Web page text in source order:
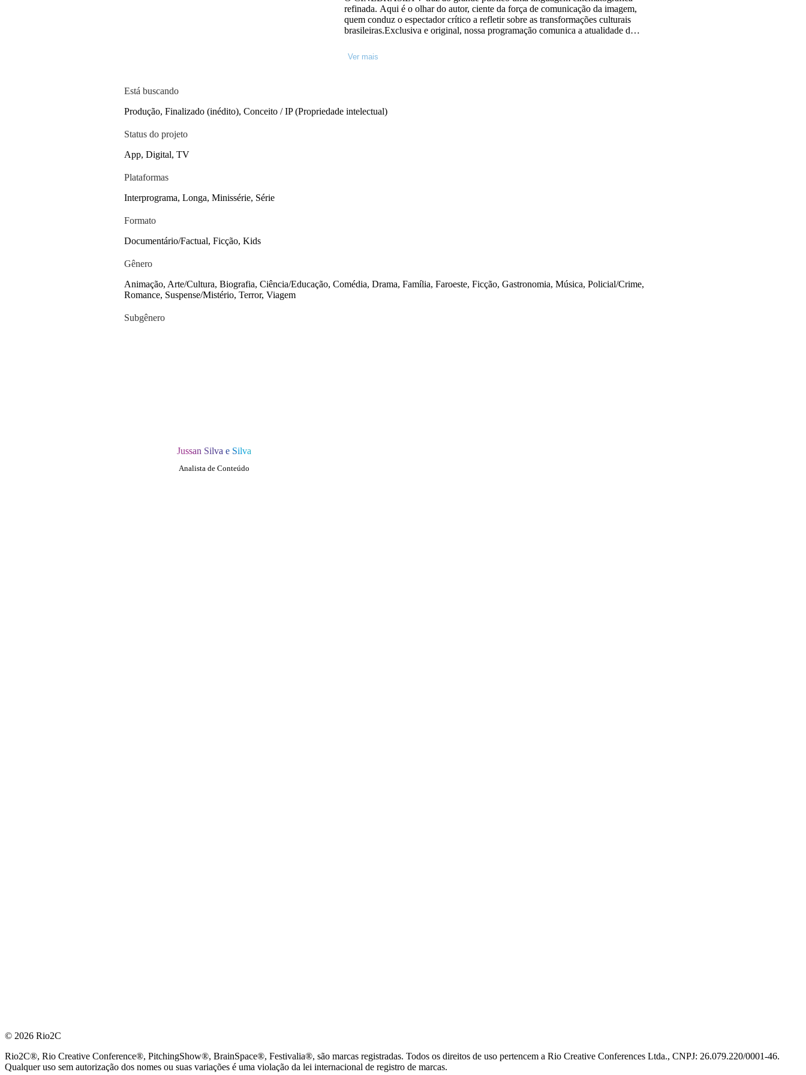
refinada. Aqui é o olhar do autor, ciente da força de comunicação da imagem,
quem conduz o espectador crítico a refletir sobre as transformações culturais
brasileiras.Exclusiva e original, nossa programação comunica a atualidade do
identidade.
Ver mais
Está buscando
Produção, Finalizado (inédito), Conceito / IP (Propriedade intelectual)
Status do projeto
App, Digital, TV
Plataformas
Interprograma, Longa, Minissérie, Série
Formato
Documentário/Factual, Ficção, Kids
Gênero
Animação, Arte/Cultura, Biografia, Ciência/Educação, Comédia, Drama, Família, Faroeste, Ficção, Gastronomia, Música, Policial/Crime,
Romance, Suspense/Mistério, Terror, Viagem
Subgênero
Jussan Silva e Silva
Analista de Conteúdo
© 2026 Rio2C
Rio2C®, Rio Creative Conference®, PitchingShow®, BrainSpace®, Festivalia®, são marcas registradas. Todos os direitos de uso pertencem a Rio Creative Conferences Ltda., CNPJ: 26.079.220/0001-46.
Qualquer uso sem autorização dos nomes ou suas variações é uma violação da lei internacional de registro de marcas.